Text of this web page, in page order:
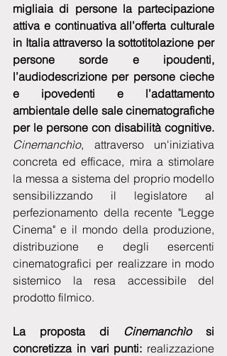
migliaia di persone la partecipazione
attiva e continuativa all’offerta culturale
in Italia attraverso la sottotitolazione per
persone sorde e ipoudenti,
l’audiodescrizione per persone cieche
e ipovedenti e l’adattamento
ambientale delle sale cinematografiche
Cinemanchìo, attraverso un'iniziativa
concreta ed efficace, mira a stimolare
la messa a sistema del proprio modello
sensibilizzando il legislatore al
perfezionamento della recente "Legge
Cinema" e il mondo della produzione,
distribuzione e degli esercenti
cinematografici per realizzare in modo
sistemico la resa accessibile del
prodotto filmico.
La proposta di Cinemanchìo si
concretizza in vari punti: realizzazione